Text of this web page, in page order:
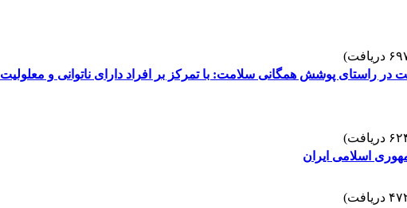
راستای پوشش همگانی سلامت: با تمرکز بر افراد دارای ناتوانی و معلولیت
اسلامی ایران